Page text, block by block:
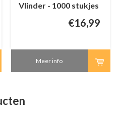
Vlinder - 1000 stukjes
€16,99
Meer info